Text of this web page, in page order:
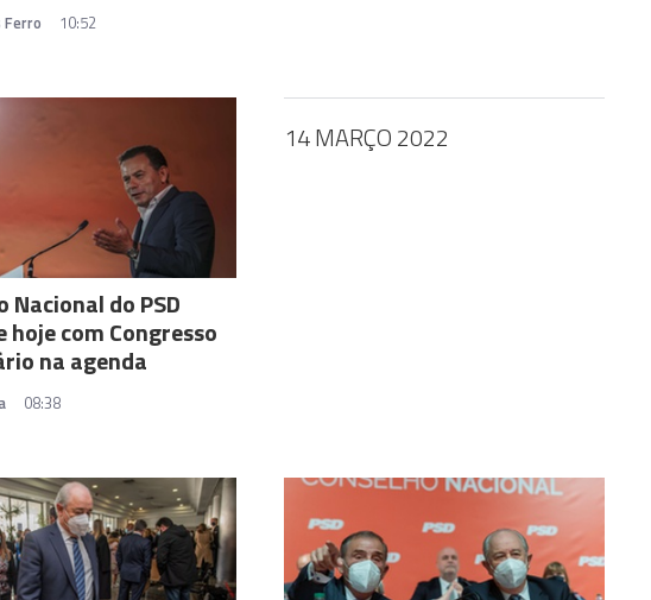
Ferro 10:52
Nacional do PSD
hoje com Congresso
na agenda
08:38
14 MARÇO 2022